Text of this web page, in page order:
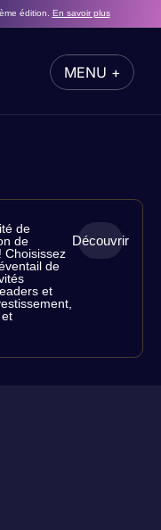
édition. En savoir plus
MENU +
Découvrir
de
de
Choisissez
de
et